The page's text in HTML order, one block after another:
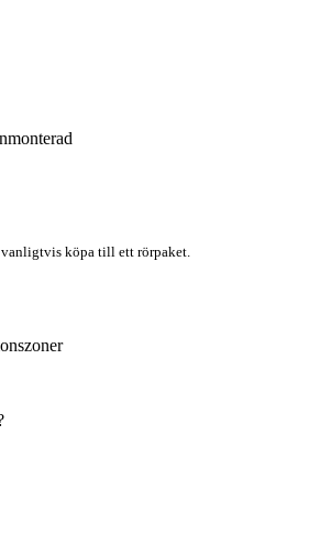
köpa till ett rörpaket.